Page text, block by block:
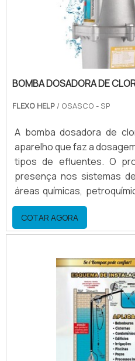
BOMBA DOSADORA DE
FLEXO HELP / OSASCO - SP
A bomba dosadora de
aparelho que faz a
tipos de efluentes. O
presença nos sistemas
áreas químicas,
usinas de açúcar e álcool,
atividades e funções que
dosagem. Além disso, o
economizar água e
COTAR AGORA